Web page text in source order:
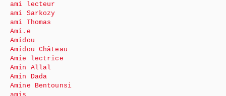
ami lecteur
ami Sarkozy
ami Thomas
Ami.e
Amidou
Amidou Château
Amie lectrice
Amin Allal
Amin Dada
Amine Bentounsi